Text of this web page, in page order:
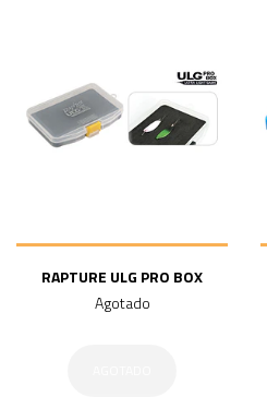
RAPTURE ULG PRO BOX
Agotado